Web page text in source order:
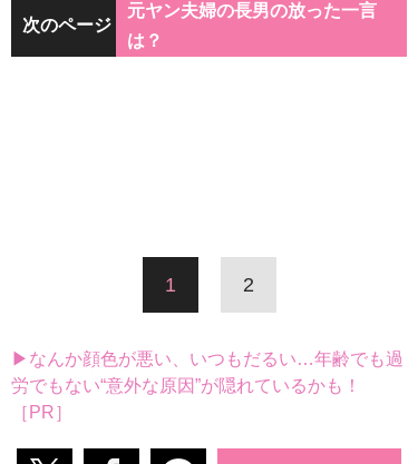
次のページ
元ヤン夫婦の長男の放った一言
は？
1 2
▶なんか顔色が悪い、いつもだるい…年齢でも過
労でもない“意外な原因”が隠れているかも！
［PR］